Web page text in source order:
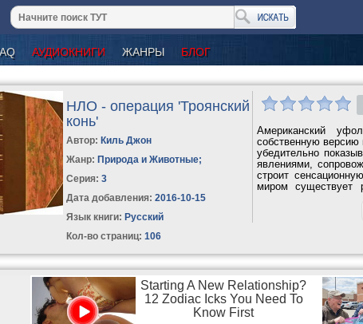
АУДИОКНИГИ ЖАНРЫ БЛОГ
НЛО - операция 'Троянский
конь'
Автор: Киль Джон
Жанр: Природа и Животные;
Серия:3
Дата добавления: 2016-10-15
Язык книги: Русский
Кол-во страниц: 106
Американский
собственную версию
убедительно
явлениями,
строит
миром существует